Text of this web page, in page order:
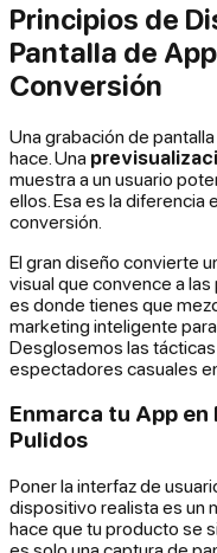
Principios de
Pantalla de
Conversión
Una grabación de
hace . Una
muestra a un usuario
ellos . Esa es la
conversión.
El gran diseño convierte
visual que convence a
es donde tienes que
marketing inteligente
Desglosemos las
espectadores casuales
Enmarca tu App
Pulidos
Poner la interfaz de
dispositivo realista es un
hace que tu producto se